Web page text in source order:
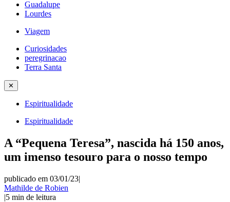
Guadalupe
Lourdes
Viagem
Curiosidades
peregrinacao
Terra Santa
✕
Espiritualidade
Espiritualidade
A “Pequena Teresa”, nascida há 150 anos,
um imenso tesouro para o nosso tempo
publicado em 03/01/23|
Mathilde de Robien
|5 min de leitura